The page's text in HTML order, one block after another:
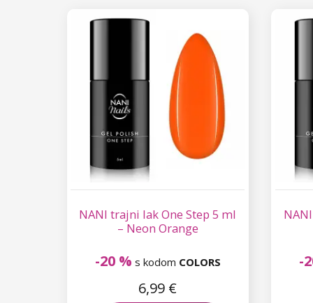
NANI trajni lak One Step 5 ml
– Neon Orange
-20 % s kodom COLORS
6,99 €
-